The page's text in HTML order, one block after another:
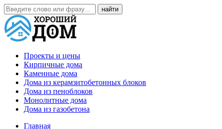
Проекты и цены
Кирпичные дома
Каменные дома
Дома из керамзитобетонных блоков
Дома из пеноблоков
Монолитные дома
Дома из газобетона
Главная